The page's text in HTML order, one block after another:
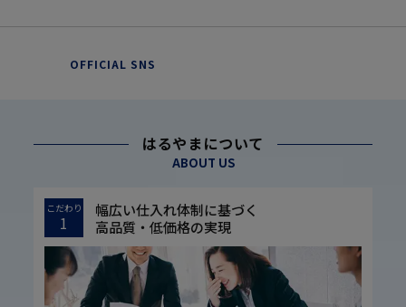
OFFICIAL SNS
はるやまについて
ABOUT US
こだわり
1
幅広い仕入れ体制に基づく
高品質・低価格の実現